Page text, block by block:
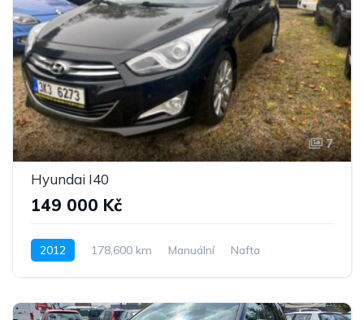
7
Hyundai I40
149 000 Kč
2012 178,600 km Manuální
Nafta